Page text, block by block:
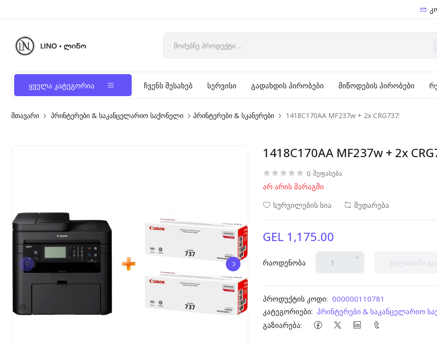
ყველა კატეგორია ჩვენს შესახებ სერვისი გადახდის პირობები მიწოდების პირობები
მთავარი პრინტერები & საკანცელარიო საქონელი პრინტერები & სკანერები 1418C170AA MF237w + 2x CRG737:
1418C170AA MF237w + 2x
0 შეფასება
არ არის მარაგში
სურვილების სია
შედარება
GEL 1,175.00
რაოდენობა
+
-
კალათაში
პროდუქტის კოდი: 000000110781
კატეგორიები: პრინტერები & საკანცელარიო
გაზიარება: